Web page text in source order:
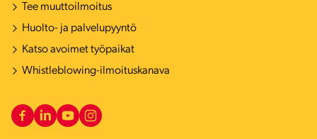
Tee muuttoilmoitus
Huolto- ja palvelupyyntö
Katso avoimet työpaikat
Whistleblowing-ilmoituskanava